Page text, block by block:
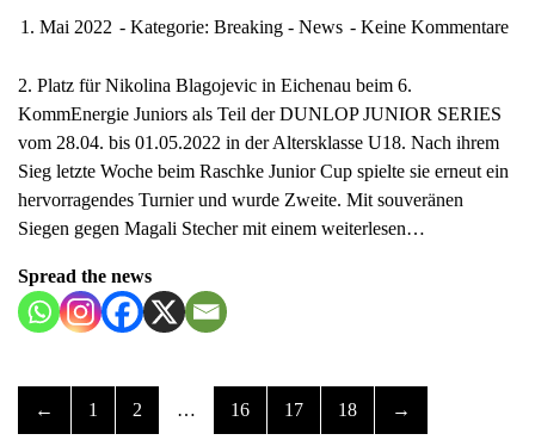
1. Mai 2022 Kategorie: Breaking - News Keine Kommentare
2. Platz für Nikolina Blagojevic in Eichenau beim 6.
KommEnergie Juniors als Teil der DUNLOP JUNIOR SERIES
vom 28.04. bis 01.05.2022 in der Altersklasse U18. Nach ihrem
Sieg letzte Woche beim Raschke Junior Cup spielte sie erneut ein
hervorragendes Turnier und wurde Zweite. Mit souveränen
Siegen gegen Magali Stecher mit einem weiterlesen…
Spread the news
← 1 2 … 16 17 18 →